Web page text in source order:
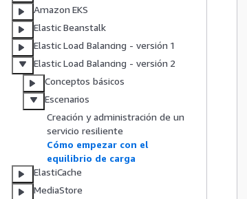
Amazon EKS
Elastic Beanstalk
Elastic Load Balancing - versión 1
Elastic Load Balancing - versión 2
Conceptos básicos
Escenarios
Creación y administración de un
servicio resiliente
Cómo empezar con el
equilibrio de carga
ElastiCache
MediaStore